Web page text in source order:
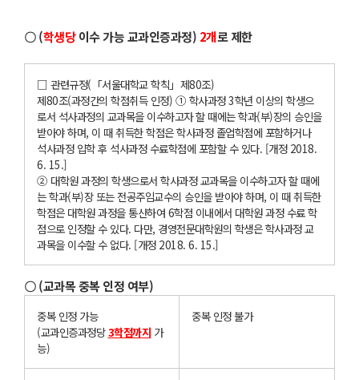
〇 (학생당이수 가능 교과인증과정) 2개로 제한
□ 관련규정(「서울대학교 학칙」제80조)
제80조(과정간의 학점취득 인정) ① 학사과정 3학년 이상의 학생으
로서 석사과정의 교과목을 이수하고자 할 때에는 학과(부)장의 승인을
받아야 하며, 이 때 취득한 학점은 학사과정 졸업학점에 포함하거나
석사과정 입학 후 석사과정 수료학점에 포함할 수 있다. [개정 2018.
6. 15.]
② 대학원 과정의 학생으로서 학사과정 교과목을 이수하고자 할 때에
는 학과(부)장 또는 전공주임교수의 승인을 받아야 하며, 이 때 취득한
학점은 대학원 과정을 통산하여 6학점 이내에서 대학원 과정 수료 학
점으로 인정할 수 있다. 다만, 경영전문대학원의 학생은 학사과정 교
과목을 이수할 수 없다. [개정 2018. 6. 15.]
〇 (교과목 중복 인정 여부)
중복 인정 가능
(교과인증과정당 3학점까지 가
능)
중복 인정 불가